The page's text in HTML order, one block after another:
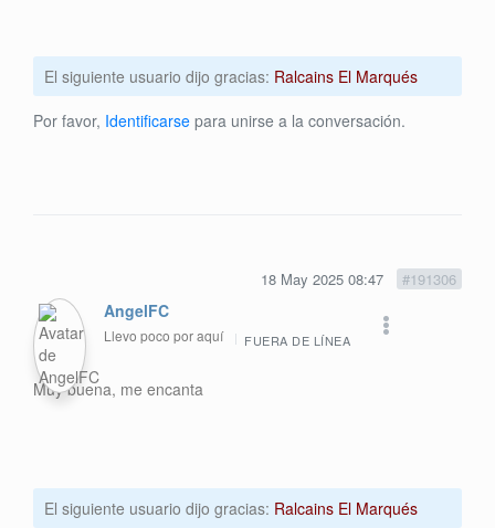
El siguiente usuario dijo gracias: Ralcains El Marqués
Por favor, Identificarse para unirse a la conversación.
18 May 2025 08:47 #191306
AngelFC
Llevo poco por aquí FUERA DE LÍNEA
Muy buena, me encanta
El siguiente usuario dijo gracias: Ralcains El Marqués